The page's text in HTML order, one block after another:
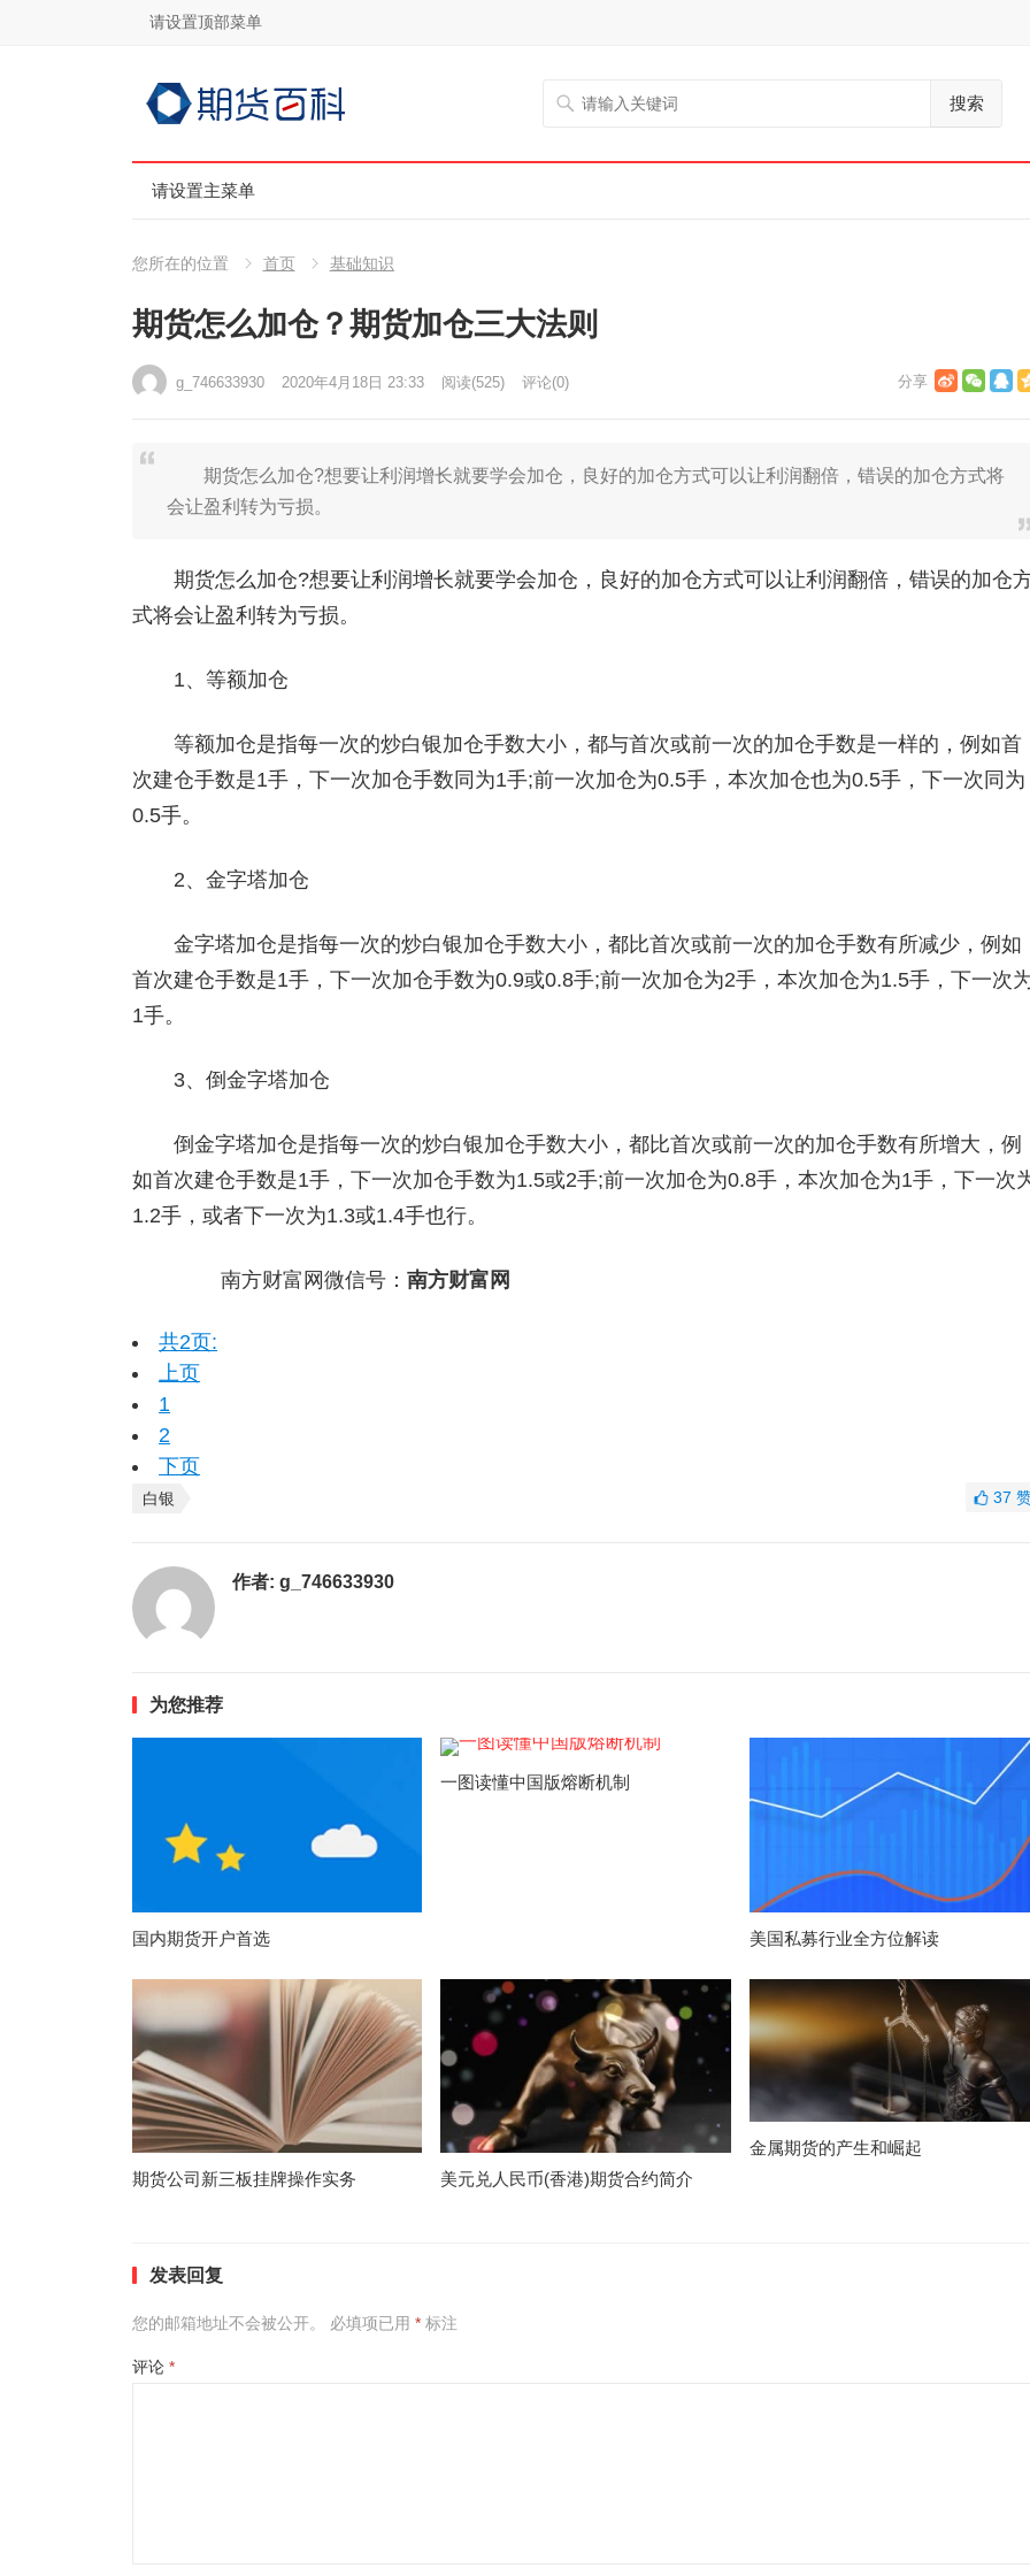
请设置顶部菜单
搜索
请设置主菜单
您所在的位置 首页 基础知识
期货怎么加仓？期货加仓三大法则
g_746633930 2020年4月18日 23:33 阅读(525) 评论(0)
期货怎么加仓?想要让利润增长就要学会加仓，良好的加仓方式可以让利润翻倍，错误的加仓方式将
会让盈利转为亏损。
期货怎么加仓?想要让利润增长就要学会加仓，良好的加仓方式可以让利润翻倍，错误的加仓
式将会让盈利转为亏损。
1、等额加仓
等额加仓是指每一次的炒白银加仓手数大小，都与首次或前一次的加仓手数是一样的，例如首
次建仓手数是1手，下一次加仓手数同为1手;前一次加仓为0.5手，本次加仓也为0.5手，下一次同为
0.5手。
2、金字塔加仓
金字塔加仓是指每一次的炒白银加仓手数大小，都比首次或前一次的加仓手数有所减少，例如
首次建仓手数是1手，下一次加仓手数为0.9或0.8手;前一次加仓为2手，本次加仓为1.5手，下一次
1手。
3、倒金字塔加仓
倒金字塔加仓是指每一次的炒白银加仓手数大小，都比首次或前一次的加仓手数有所增大，例
如首次建仓手数是1手，下一次加仓手数为1.5或2手;前一次加仓为0.8手，本次加仓为1手，下一次
1.2手，或者下一次为1.3或1.4手也行。
南方财富网微信号： 南方财富网
共2页:
上页
1
2
下页
白银 37
作者: g_746633930
为您推荐
国内期货开户首选
一图读懂中国版熔断机制
美国私募行业全方位解读
期货公司新三板挂牌操作实务 美元兑人民币(香港)期货合约简介
金属期货的产生和崛起
发表回复
您的邮箱地址不会被公开。 必填项已用 *标注
评论 *